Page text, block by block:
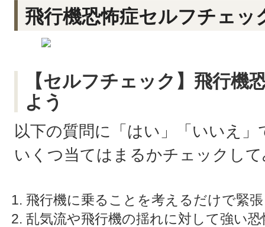
飛行機恐怖症セルフチェッ
【セルフチェック】飛行機
よう
以下の質問に「はい」「いいえ
いくつ当てはまるかチェックし
飛行機に乗ることを考えるだけで緊
乱気流や飛行機の揺れに対して強い